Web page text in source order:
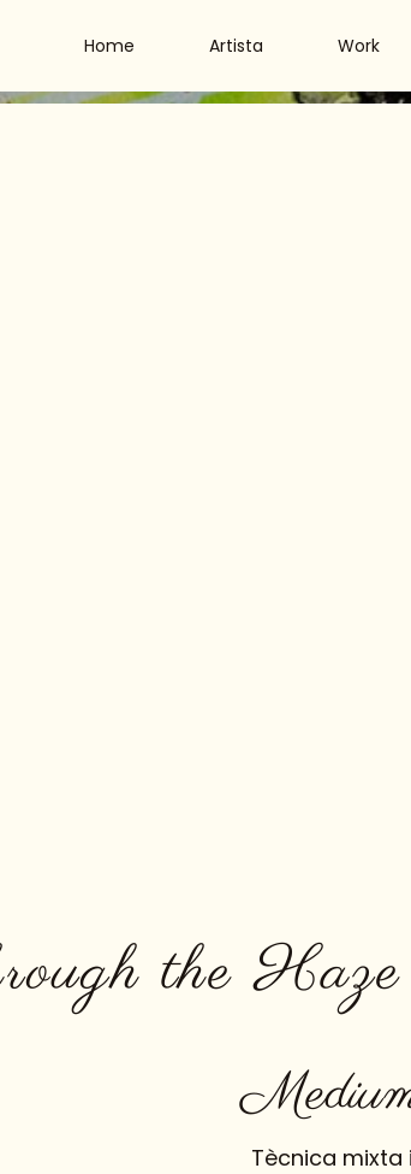
Home Artista Work
the
Tècnica mixta